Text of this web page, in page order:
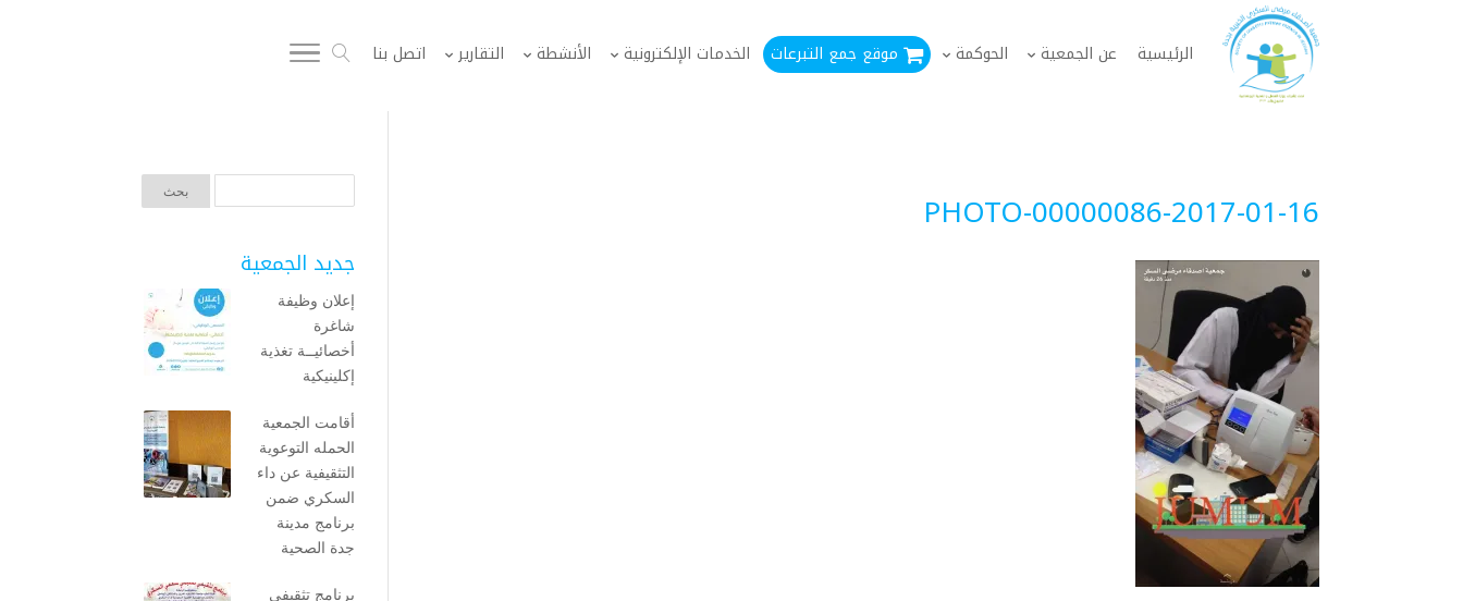
الرئيسية عن الجمعية الحوكمة موقع جمع التبرعات الخدمات الإلكترونية الأنشطة التقارير اتصل بنا
2017-01-16-PHOTO-00000086
جديد الجمعية
إعلان وظيفة
شاغرة
أخصائيــة تغذية
إكلينيكية
أقامت الجمعية
الحمله التوعوية
التثقيفية عن داء
السكري ضمن
برنامج مدينة
جدة الصحية
برنامج تثقيفي